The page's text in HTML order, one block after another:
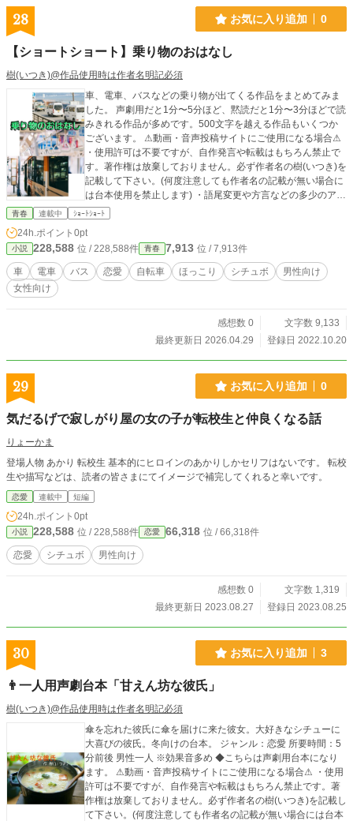
28 お気に入り追加 0
【ショートショート】乗り物のおはなし
樹(いつき)@作品使用時は作者名明記必須
車、電車、バスなどの乗り物が出てくる作品をまとめてみま
した。 声劇用だと1分〜5分ほど、黙読だと1分〜3分ほどで読
みきれる作品が多めです。500文字を越える作品もいくつか
ございます。 ⚠動画・音声投稿サイトにご使用になる場合⚠
・使用許可は不要ですが、自作発言や転載はもちろん禁止で
す。著作権は放棄しておりません。必ず作者名の樹(いつき)を
記載して下さい。(何度注意しても作者名の記載が無い場合に
は台本使用を禁止します) ・語尾変更や方言などの多少のアレ
ンジはokですが、大幅なアレンジや台本の世界観をぶち壊す
の詳細は【作品を使用する際の注意点】をご覧下さい。
青春 連載中 ｼｮｰﾄｼｮｰﾄ
24h.ポイント 0pt
小説 228,588 位 / 228,588件 青春 7,913 位 / 7,913件
車 電車 バス 恋愛 自転車 ほっこり シチュボ
男性向け
女性向け
感想数 0
文字数 9,133
最終更新日 2026.04.29
登録日 2022.10.20
29 お気に入り追加 0
気だるげで寂しがり屋の女の子が転校生と仲良くなる話
りょーかま
登場人物 あかり 転校生 基本的にヒロインのあかりしかセリフはないです。 転校
生や描写などは、読者の皆さまにてイメージで補完してくれると幸いです。
恋愛 連載中 短編
24h.ポイント 0pt
小説 228,588 位 / 228,588件 恋愛 66,318 位 / 66,318件
恋愛 シチュボ 男性向け
感想数 0
文字数 1,319
最終更新日 2023.08.27
登録日 2023.08.25
30 お気に入り追加 3
👨一人用声劇台本「甘えん坊な彼氏」
樹(いつき)@作品使用時は作者名明記必須
傘を忘れた彼氏に傘を届けに来た彼女。大好きなシチューに
大喜びの彼氏。冬向けの台本。 ジャンル：恋愛 所要時間：5
分前後 男性一人 ※効果音多め ◆こちらは声劇用台本になり
ます。 ⚠動画・音声投稿サイトにご使用になる場合⚠ ・使用
許可は不要ですが、自作発言や転載はもちろん禁止です。著
作権は放棄しておりません。必ず作者名の樹(いつき)を記載し
て下さい。(何度注意しても作者名の記載が無い場合には台本